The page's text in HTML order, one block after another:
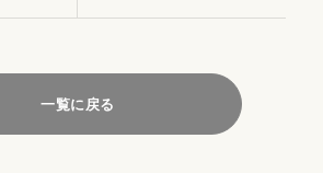
一覧に戻る